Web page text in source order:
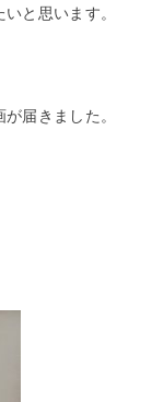
と思います。
届きました。